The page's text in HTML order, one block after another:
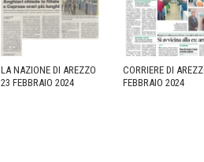
LA NAZIONE DI AREZZO
23 FEBBRAIO 2024
CORRIERE DI
FEBBRAIO 2024